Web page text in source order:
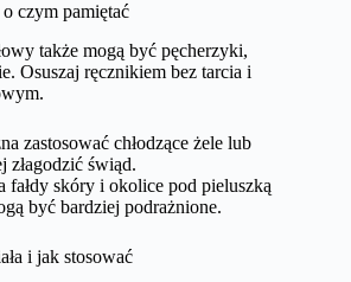
czym pamiętać
także mogą być pęcherzyki,
Osuszaj ręcznikiem bez tarcia i
zastosować chłodzące żele lub
złagodzić świąd.
fałdy skóry i okolice pod pieluszką
być bardziej podrażnione.
i jak stosować